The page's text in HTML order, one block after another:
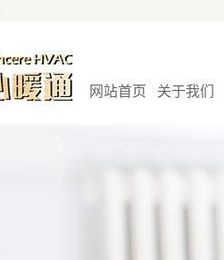
网站首页 关于我们